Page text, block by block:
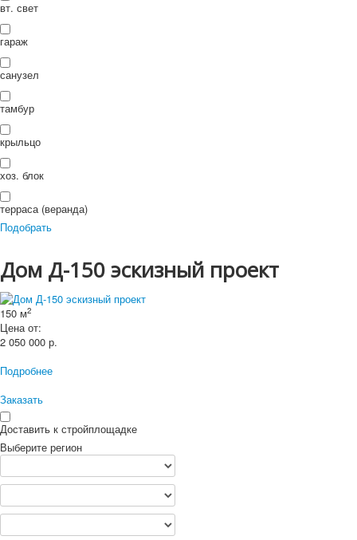
П
ои
ск
вт. свет
гараж
санузел
тамбур
крыльцо
хоз. блок
терраса (веранда)
Подобрать
Дом Д-150 эскизный проект
150 м2
Цена от:
2 050 000 р.
Подробнее
Заказать
Доставить к стройплощадке
Выберите регион